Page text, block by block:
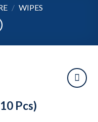
/ WIPES
Pcs)